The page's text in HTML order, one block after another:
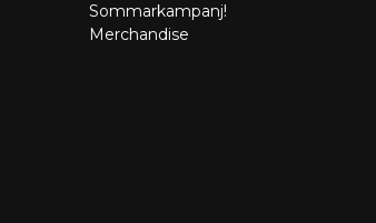
Sommarkampanj!
Merchandise